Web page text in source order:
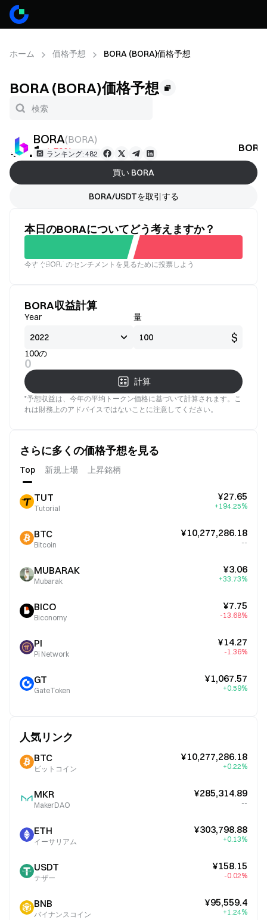
ホーム 価格予想 BORA (BORA)価格予想
BORA (BORA)価格予想
BORA(BORA)
ランキング: 482
¥3.1-1.59%
買い BORA
BORA/USDTを取引する
本日のBORAについてどう考えますか？
良い 悪い
今すぐBORAのセンチメントを見るために投票しよう
BORA収益計算
Year 量
$
100の
0
計算
*予想収益は、今年の平均トークン価格に基づいて計算されます。こ
れは財務上のアドバイスではないことに注意してください。
さらに多くの価格予想を見る
Top 新規上場 上昇銘柄
TUT
Tutorial
¥27.65
+194.25%
BTC
Bitcoin
¥10,277,286.18
--
MUBARAK
Mubarak
¥3.06
+33.73%
BICO
Biconomy
¥7.75
-13.68%
PI
Pi Network
¥14.27
-1.36%
GT
GateToken
¥1,067.57
+0.59%
人気リンク
BTC
ビットコイン
¥10,277,286.18
+0.22%
MKR
MakerDAO
¥285,314.89
--
ETH
イーサリアム
¥303,798.88
+0.13%
USDT
テザー
¥158.15
-0.02%
BNB
バイナンスコイン
¥95,559.4
+1.24%